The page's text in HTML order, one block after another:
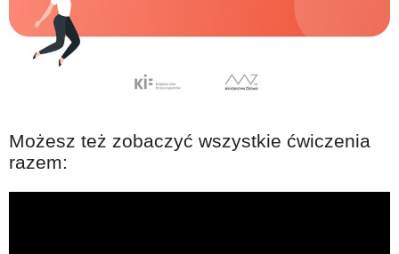
Możesz też zobaczyć wszystkie ćwiczenia
razem: